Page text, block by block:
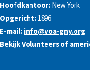
Hoofdkantoor: New York
Opgericht: 1896
E-mail: info@voa-gny.org
Bekijk Volunteers of